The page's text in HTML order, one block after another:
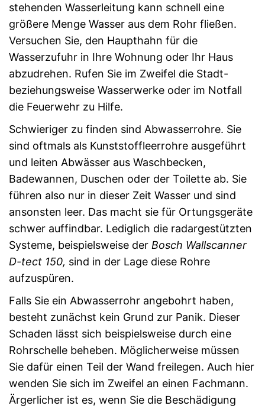
stehenden Wasserleitung kann schnell eine
größere Menge Wasser aus dem Rohr fließen.
Versuchen Sie, den Haupthahn für die
Wasserzufuhr in Ihre Wohnung oder Ihr Haus
abzudrehen. Rufen Sie im Zweifel die Stadt-
beziehungsweise Wasserwerke oder im Notfall
die Feuerwehr zu Hilfe.
Schwieriger zu finden sind Abwasserrohre. Sie
sind oftmals als Kunststoffleerrohre ausgeführt
und leiten Abwässer aus Waschbecken,
Badewannen, Duschen oder der Toilette ab. Sie
führen also nur in dieser Zeit Wasser und sind
ansonsten leer. Das macht sie für Ortungsgeräte
schwer auffindbar. Lediglich die radargestützten
Systeme, beispielsweise der Bosch Wallscanner
D-tect 150, sind in der Lage diese Rohre
aufzuspüren.
Falls Sie ein Abwasserrohr angebohrt haben,
besteht zunächst kein Grund zur Panik. Dieser
Schaden lässt sich beispielsweise durch eine
Rohrschelle beheben. Möglicherweise müssen
Sie dafür einen Teil der Wand freilegen. Auch hier
wenden Sie sich im Zweifel an einen Fachmann.
Ärgerlicher ist es, wenn Sie die Beschädigung